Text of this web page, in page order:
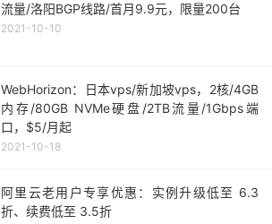
流量/洛阳BGP线路/首月9.9元，限量200台
2021-10-10
WebHorizon：日本vps/新加坡vps，2核/4GB
内存/80GB NVMe硬盘/2TB流量/1Gbps端
口，$5/月起
2021-10-18
阿里云老用户专享优惠：实例升级低至 6.3
折、续费低至 3.5折